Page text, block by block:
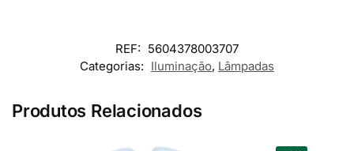
REF: 5604378003707
Categorias: Iluminação, Lâmpadas
Produtos Relacionados